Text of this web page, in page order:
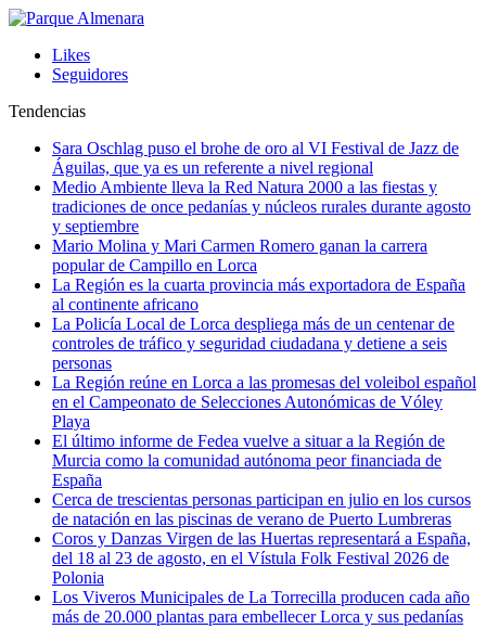
Likes
Seguidores
Tendencias
Sara Oschlag puso el brohe de oro al VI Festival de Jazz de
Águilas, que ya es un referente a nivel regional
Medio Ambiente lleva la Red Natura 2000 a las fiestas y
tradiciones de once pedanías y núcleos rurales durante agosto
y septiembre
Mario Molina y Mari Carmen Romero ganan la carrera
popular de Campillo en Lorca
La Región es la cuarta provincia más exportadora de España
al continente africano
La Policía Local de Lorca despliega más de un centenar de
controles de tráfico y seguridad ciudadana y detiene a seis
personas
La Región reúne en Lorca a las promesas del voleibol español
en el Campeonato de Selecciones Autonómicas de Vóley
Playa
El último informe de Fedea vuelve a situar a la Región de
Murcia como la comunidad autónoma peor financiada de
España
Cerca de trescientas personas participan en julio en los cursos
de natación en las piscinas de verano de Puerto Lumbreras
Coros y Danzas Virgen de las Huertas representará a España,
del 18 al 23 de agosto, en el Vístula Folk Festival 2026 de
Polonia
Los Viveros Municipales de La Torrecilla producen cada año
más de 20.000 plantas para embellecer Lorca y sus pedanías